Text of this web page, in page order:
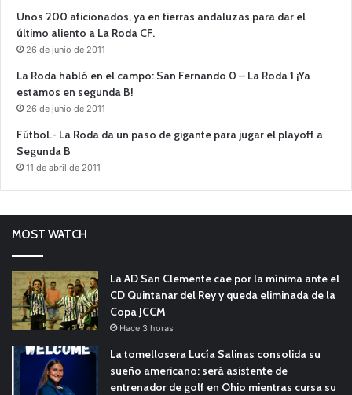
Unos 200 aficionados, ya en tierras andaluzas para dar el
último aliento a La Roda CF.
26 de junio de 2011
La Roda habló en el campo: San Fernando 0 – La Roda 1 ¡Ya
estamos en segunda B!
26 de junio de 2011
Fútbol.- La Roda da un paso de gigante para jugar el playoff a
Segunda B
11 de abril de 2011
MOST WATCH
La AD San Clemente cae por la mínima ante el
CD Quintanar del Rey y queda eliminada de la
Copa JCCM
Hace 3 horas
La tomellosera Lucía Salinas consolida su
sueño americano: será asistente de
entrenador de golf en Ohio mientras cursa su